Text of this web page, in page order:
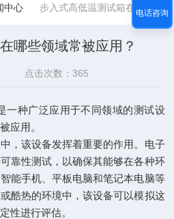
中心 步入式高低温测试箱在哪些领域常被应用？
些领域常被应用？
点击次数：365
一种广泛应用于不同领域的测试设
用。
，该设备发挥着重要的作用。电子
性测试，以确保其能够在各种环
智能手机、平板电脑和笔记本电脑等
热的环境中，该设备可以模拟这
进行评估。
电话咨询